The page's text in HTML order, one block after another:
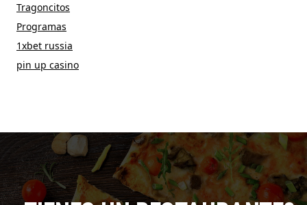
Tragoncitos
Programas
1xbet russia
pin up casino